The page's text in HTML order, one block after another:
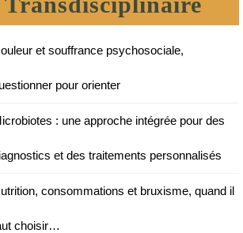
et souffrance psychosociale,
pour orienter
: une approche intégrée pour des
et des traitements personnalisés
consommations et bruxisme, quand il
choisir…